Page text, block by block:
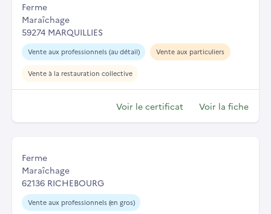
Ferme
Maraîchage
59274 MARQUILLIES
Vente aux professionnels (au détail) Vente aux particuliers
Vente à la restauration collective
Voir le certificat Voir la fiche
Ferme
Maraîchage
62136 RICHEBOURG
Vente aux professionnels (en gros)